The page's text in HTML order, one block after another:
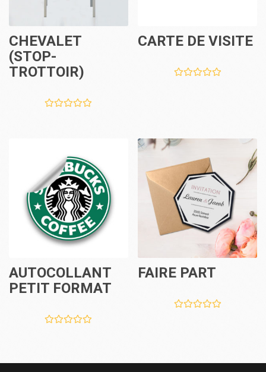
CHEVALET
(STOP-
TROTTOIR)
CARTE DE VISITE
AUTOCOLLANT
PETIT FORMAT
FAIRE PART